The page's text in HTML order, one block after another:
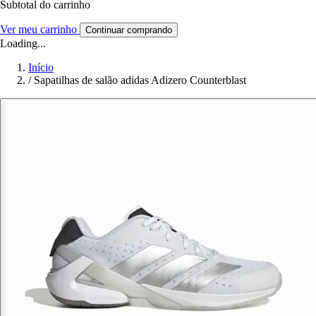
Subtotal do carrinho
Ver meu carrinho Continuar comprando
Loading...
Início
/ Sapatilhas de salão adidas Adizero Counterblast